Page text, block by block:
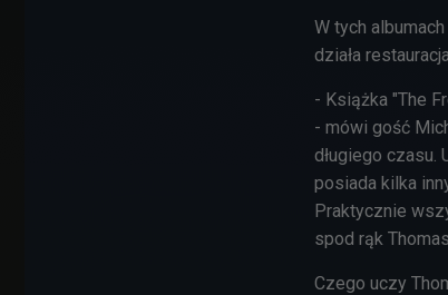
W tych
działa
- Książka "The
- mówi gość
długiego czasu.
posiada kilka
Praktycznie
spod rąk
Czego uczy